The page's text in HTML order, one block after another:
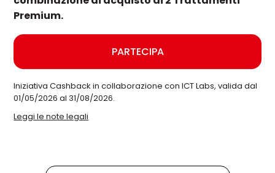
Premium.
PARTECIPA
Iniziativa Cashback in collaborazione con ICT Labs, valida dal
01/05/2026 al 31/08/2026.
Leggi le note legali